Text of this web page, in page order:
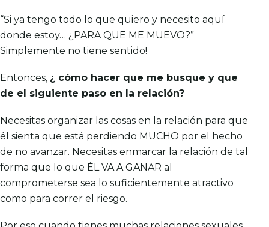
“Si ya tengo todo lo que quiero y necesito aquí
donde estoy… ¿PARA QUE ME MUEVO?”
Simplemente no tiene sentido!
Entonces, ¿ cómo hacer que me busque y que
de el siguiente paso en la relación?
Necesitas organizar las cosas en la relación para que
él sienta que está perdiendo MUCHO por el hecho
de no avanzar. Necesitas enmarcar la relación de tal
forma que lo que ÉL VA A GANAR al
comprometerse sea lo suficientemente atractivo
como para correr el riesgo.